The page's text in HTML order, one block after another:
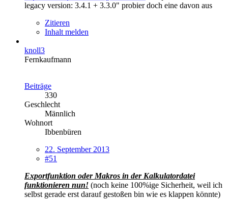
legacy version: 3.4.1 + 3.3.0" probier doch eine davon aus
Zitieren
Inhalt melden
knoll3
Fernkaufmann
Beiträge
330
Geschlecht
Männlich
Wohnort
Ibbenbüren
22. September 2013
#51
Exportfunktion oder Makros in der Kalkulatordatei
funktionieren nun! (noch keine 100%ige Sicherheit, weil ich
selbst gerade erst darauf gestoßen bin wie es klappen könnte)